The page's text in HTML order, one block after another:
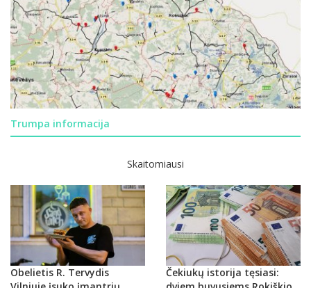
Trumpa informacija
Skaitomiausi
Obelietis R. Tervydis
Čekiukų istorija tęsiasi: